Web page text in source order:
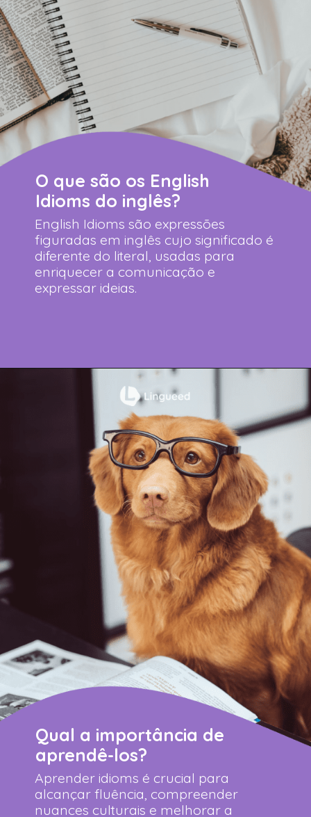
O que são os English
Idioms do inglês?
English Idioms são expressões
figuradas em inglês cujo significado é
diferente do literal, usadas para
enriquecer a comunicação e
expressar ideias.
Qual a importância de
aprendê-los?
Aprender idioms é crucial para
alcançar fluência, compreender
nuances culturais e melhorar a